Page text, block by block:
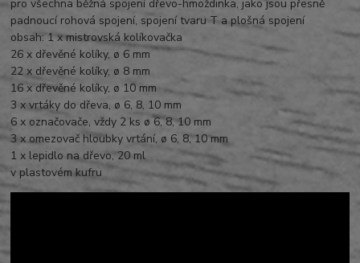
pro všechna běžná spojení dřevo-hmoždinka, jako jsou přesně
padnoucí rohová spojení, spojení tvaru T a plošná spojení
obsah: 1 x mistrovská kolíkovačka
26 x dřevěné kolíky, ø 6 mm
22 x dřevěné kolíky, ø 8 mm
16 x dřevěné kolíky, ø 10 mm
3 x vrtáky do dřeva, ø 6, 8, 10 mm
6 x označovače, vždy 2 ks ø 6, 8, 10 mm
3 x omezovač hloubky vrtání, ø 6, 8, 10 mm
1 x lepidlo na dřevo, 20 ml
v plastovém kufru